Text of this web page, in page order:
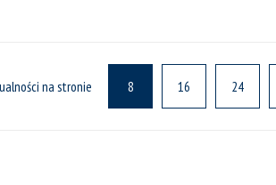
na stronie 8 16 24